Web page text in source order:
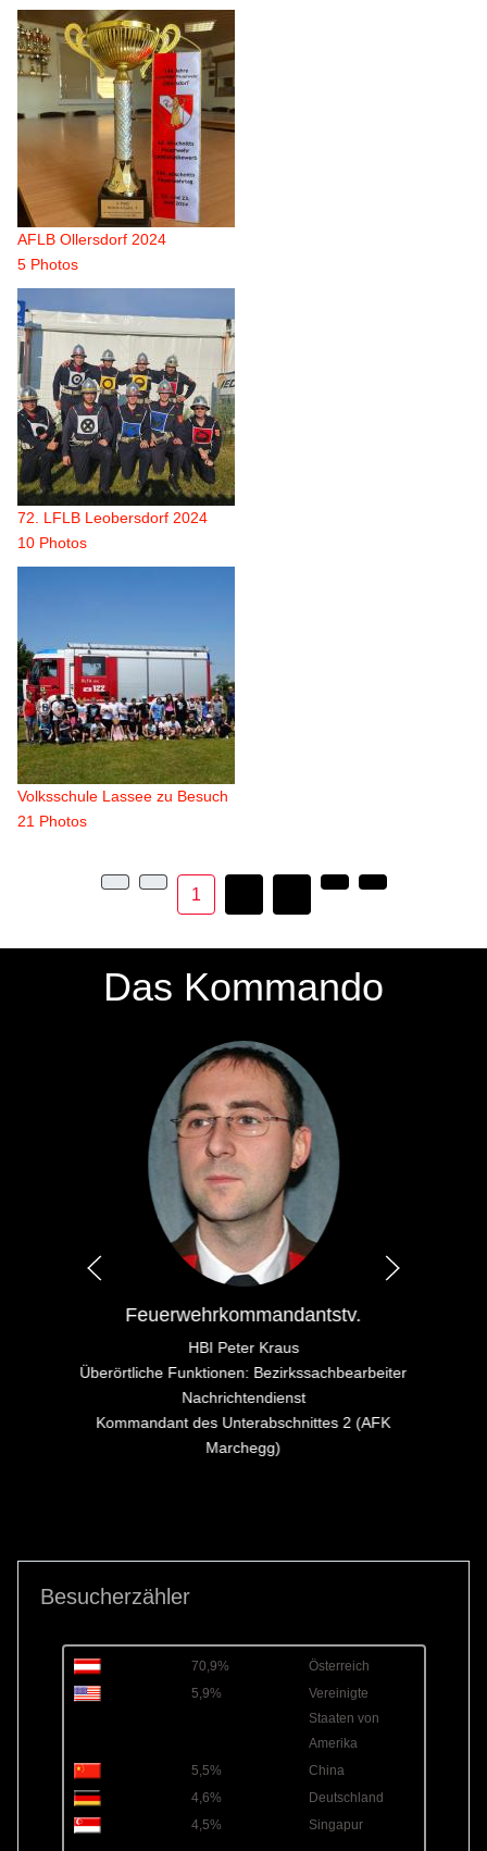
AFLB Ollersdorf 2024
5 Photos
72. LFLB Leobersdorf 2024
10 Photos
Volksschule Lassee zu Besuch
21 Photos
1
Das Kommando
Feuerwehrkommandantstv.
HBI Peter Kraus
Überörtliche Funktionen: Bezirkssachbearbeiter
Nachrichtendienst
Kommandant des Unterabschnittes 2 (AFK
Marchegg)
Besucherzähler
70,9%
Österreich
5,9%
Vereinigte
Staaten von
Amerika
5,5%
China
4,6%
Deutschland
4,5%
Singapur